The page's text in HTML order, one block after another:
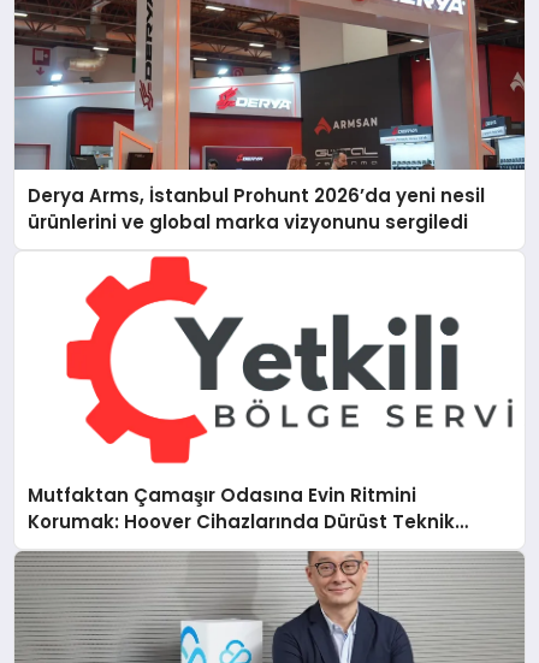
Derya Arms, İstanbul Prohunt 2026’da yeni nesil
ürünlerini ve global marka vizyonunu sergiledi
Mutfaktan Çamaşır Odasına Evin Ritmini
Korumak: Hoover Cihazlarında Dürüst Teknik
Destek Deneyimi